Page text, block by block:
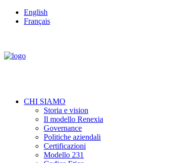
English
Français
CHI SIAMO
Storia e vision
Il modello Renexia
Governance
Politiche aziendali
Certificazioni
Modello 231